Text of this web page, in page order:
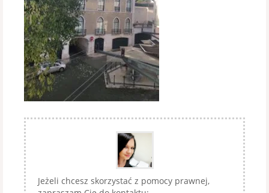
Jeżeli chcesz skorzystać z pomocy prawnej,